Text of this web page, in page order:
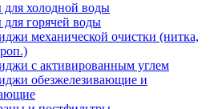
холодной воды
горячей воды
механической очистки (нитка,
с активированным углем
обезжелезивающие и